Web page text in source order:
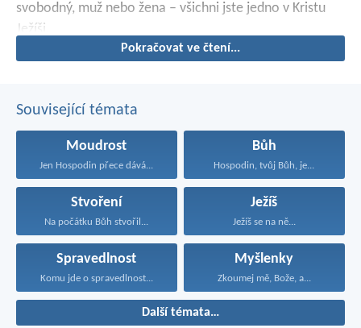
svobodný, muž nebo žena – všichni jste jedno v Kristu
Ježíši.
Pokračovat ve čtení...
Související témata
Moudrost
Jen Hospodin přece dává...
Bůh
Hospodin, tvůj Bůh, je...
Stvoření
Na počátku Bůh stvořil...
Ježíš
Ježíš se na ně...
Spravedlnost
Komu jde o spravedlnost...
Myšlenky
Zkoumej mě, Bože, a...
Další témata…